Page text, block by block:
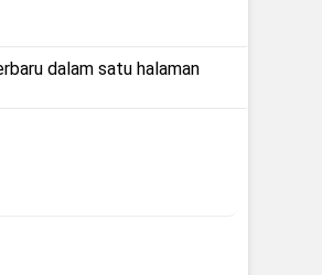
dalam satu halaman